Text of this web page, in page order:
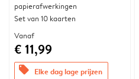
papierafwerkingen
Set van 10 kaarten
Vanaf
€ 11,99
offers Elke dag lage prijzen